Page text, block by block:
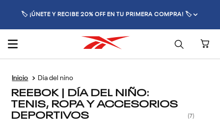
🏷️ ¡ÚNETE Y RECIBE 20% OFF EN TU PRIMERA COMPRA! 🏷️
Dia del nino
REEBOK | DÍA DEL NIÑO:
TENIS, ROPA Y ACCESORIOS
DEPORTIVOS 7